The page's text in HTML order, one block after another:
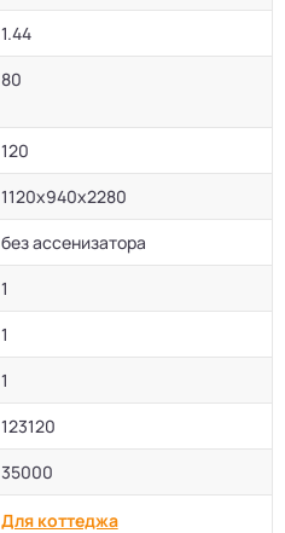
1.44
80
120
1120x940x2280
без ассенизатора
1
1
1
123120
35000
Для коттеджа